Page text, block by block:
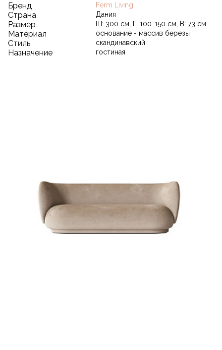
Бренд Ferm Living
Страна Дания
Размер Ш: 300 см, Г: 100-150 см, В: 73 см
Материал основание - массив березы
Стиль скандинавский
Назначение гостиная